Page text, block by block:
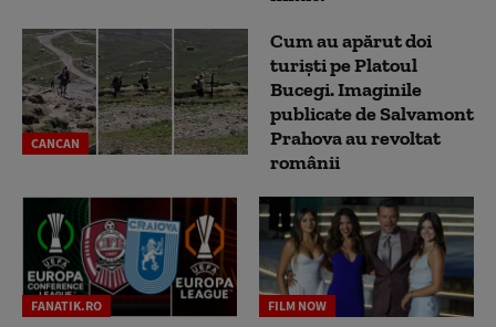
CANCAN
Cum au apărut doi
turiști pe Platoul
Bucegi. Imaginile
publicate de Salvamont
Prahova au revoltat
românii
FANATIK.RO FILM NOW